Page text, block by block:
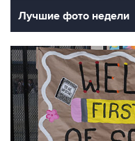
Лучшие фото недели